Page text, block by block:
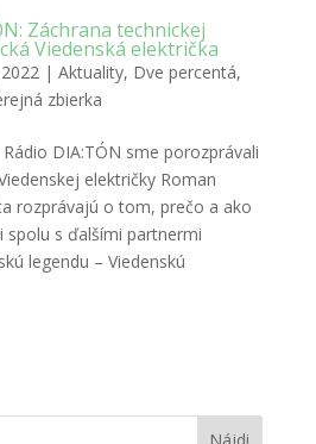
Záchrana technickej
Viedenská električka
| Aktuality, Dve percentá,
zbierka
DIA:TÓN sme porozprávali
električky Roman
rozprávajú o tom, prečo a ako
spolu s ďalšími partnermi
legendu – Viedenskú